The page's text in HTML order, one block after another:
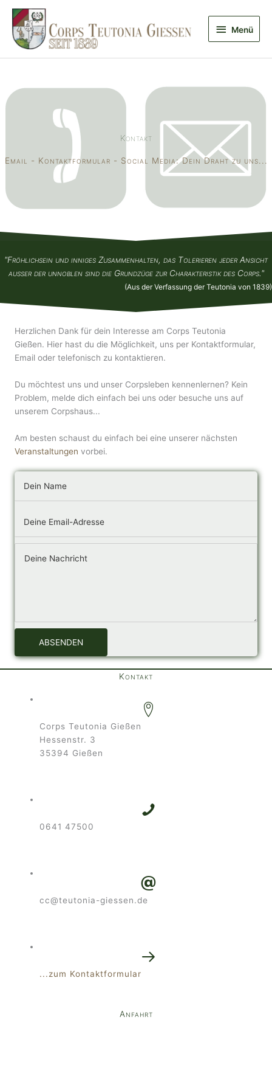
Inhalt
springen
Menü
Menü
Kontakt
Email - Kontaktformular - Social Media: Dein Draht zu uns...
"Fröhlichsein und inniges Zusammenhalten, das Tolerieren jeder Ansicht
außer der unnoblen sind die Grundzüge zur Charakteristik des Corps."
(Aus der Verfassung der Teutonia von 1839)
Herzlichen Dank für dein Interesse am Corps Teutonia
Gießen. Hier hast du die Möglichkeit, uns per Kontaktformular,
Email oder telefonisch zu kontaktieren.
Du möchtest uns und unser Corpsleben kennenlernen? Kein
Problem, melde dich einfach bei uns oder besuche uns auf
unserem Corpshaus...
Am besten schaust du einfach bei eine unserer nächsten
Veranstaltungen vorbei.
ABSENDEN
Kontakt
Corps Teutonia Gießen
Hessenstr. 3
35394 Gießen
0641 47500
cc@teutonia-giessen.de
...zum Kontaktformular
Anfahrt